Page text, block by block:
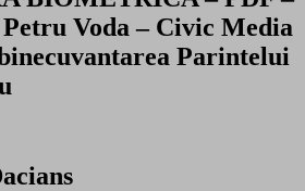
Voda – Civic Media
Parintelui